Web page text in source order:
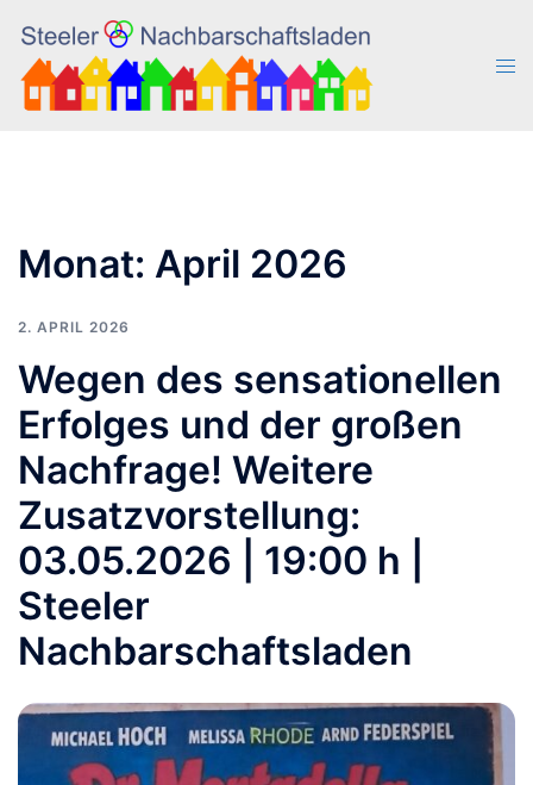
Inhalt
springen
Monat: April 2026
2. APRIL 2026
Wegen des sensationellen
Erfolges und der großen
Nachfrage! Weitere
Zusatzvorstellung:
03.05.2026 | 19:00 h |
Steeler
Nachbarschaftsladen